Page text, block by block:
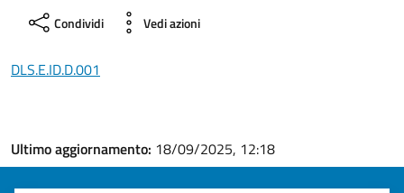
Condividi Vedi azioni
DLS.E.ID.D.001
Ultimo aggiornamento: 18/09/2025, 12:18